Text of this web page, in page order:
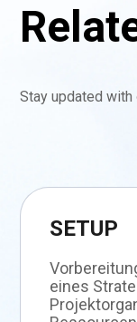
Stay updated
SETUP
eines